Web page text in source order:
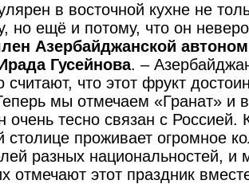
в восточной кухне не
но ещё и потому, что он
Азербайд­жанской
Гусейнова. –
считают, что этот фрукт
мы отмечаем «Гранат» и
очень тесно связан с Россией.
столице проживает огромное
разных национальностей, и
отмечают этот праздник